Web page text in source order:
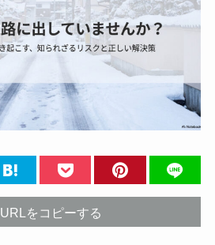
URLをコピーする